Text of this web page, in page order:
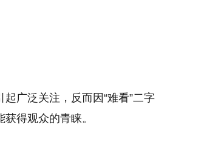
广泛关注，反而因“难看”二字
得观众的青睐。